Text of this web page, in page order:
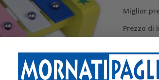
Miglior
Prezzo di
Quantità